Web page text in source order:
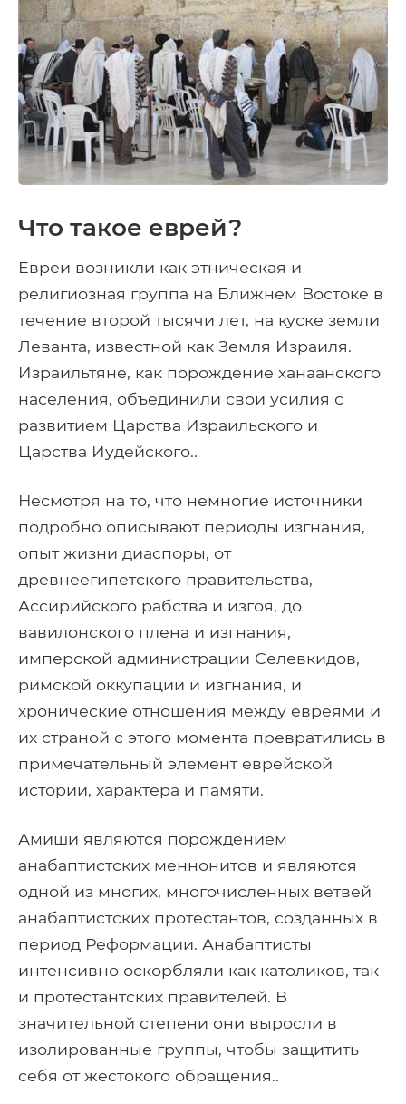
Что такое еврей?
Евреи возникли как этническая и
религиозная группа на Ближнем Востоке в
течение второй тысячи лет, на куске земли
Леванта, известной как Земля Израиля.
Израильтяне, как порождение ханаанского
населения, объединили свои усилия с
развитием Царства Израильского и
Царства Иудейского..
Несмотря на то, что немногие источники
подробно описывают периоды изгнания,
опыт жизни диаспоры, от
древнеегипетского правительства,
Ассирийского рабства и изгоя, до
вавилонского плена и изгнания,
имперской администрации Селевкидов,
римской оккупации и изгнания, и
хронические отношения между евреями и
их страной с этого момента превратились в
примечательный элемент еврейской
истории, характера и памяти.
Амиши являются порождением
анабаптистских меннонитов и являются
одной из многих, многочисленных ветвей
анабаптистских протестантов, созданных в
период Реформации. Анабаптисты
интенсивно оскорбляли как католиков, так
и протестантских правителей. В
значительной степени они выросли в
изолированные группы, чтобы защитить
себя от жестокого обращения..